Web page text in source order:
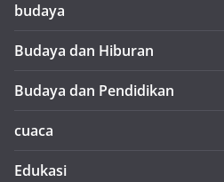
budaya
Budaya dan Hiburan
Budaya dan Pendidikan
cuaca
Edukasi